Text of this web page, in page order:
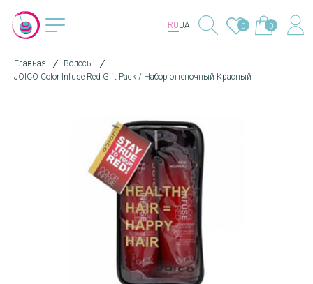
RUUA 0 0
Главная
Волосы
JOICO Color Infuse Red Gift Pack / Набор оттеночный Красный